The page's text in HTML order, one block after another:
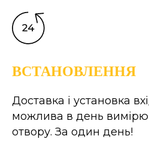
ВСТАНОВЛЕННЯ
Доставка і установка
можлива в день
отвору. За один день!